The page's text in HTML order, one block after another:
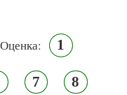
Оценка: 1
7 8